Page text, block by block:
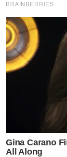
BRAINBERRIES
Gina Carano
All Along